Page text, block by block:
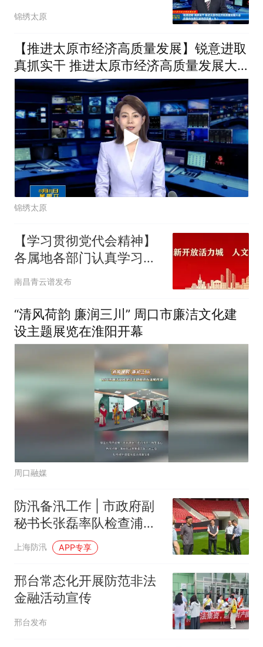
推进太原市经济高质量发
烈反响（九）
锦绣太原
【推进太原市经济高质量发展】锐意进取
真抓实干 推进太原市经济高质量发展大
会在我市各界引发热烈反响（十）
锦绣太原
【学习贯彻党代会精神】
各属地各部门认真学习贯
彻区第十四次党代会精神
南昌青云谱发布
“清风荷韵 廉润三川” 周口市廉洁文化建
设主题展览在淮阳开幕
周口融媒
防汛备汛工作 | 市政府副
秘书长张磊率队检查浦东
新区防汛防台工作
上海防汛 APP专享
邢台常态化开展防范非法
金融活动宣传
邢台发布